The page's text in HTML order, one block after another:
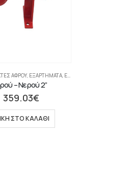
ΑΦΡΟΎ, ΕΞΑΡΤΗΜΑΤΑ, ΕΡΜΆΡΙΑ-ΕΞΑΡΤΉΜΑΤΑ
– Νερού 2”
359.03€
ΣΤΟ ΚΑΛΆΘΙ